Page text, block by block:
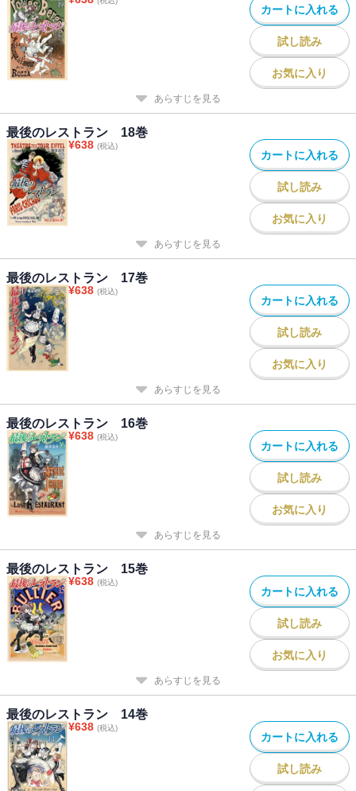
カートに入れる
試し読み
お気に入り
あらすじを見る
最後のレストラン 18巻
¥638 (税込)
カートに入れる
試し読み
お気に入り
あらすじを見る
最後のレストラン 17巻
¥638 (税込)
カートに入れる
試し読み
お気に入り
あらすじを見る
最後のレストラン 16巻
¥638 (税込)
カートに入れる
試し読み
お気に入り
あらすじを見る
最後のレストラン 15巻
¥638 (税込)
カートに入れる
試し読み
お気に入り
あらすじを見る
最後のレストラン 14巻
¥638 (税込)
カートに入れる
試し読み